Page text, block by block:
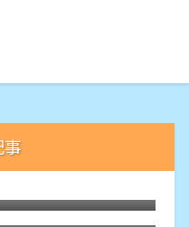
事
ブルーレイが再
26.04をインスト
レガシー規格ホ